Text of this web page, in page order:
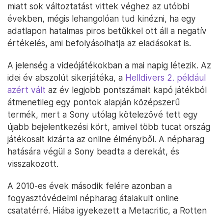
miatt sok változtatást vittek véghez az utóbbi
években, mégis lehangolóan tud kinézni, ha egy
adatlapon hatalmas piros betűkkel ott áll a negatív
értékelés, ami befolyásolhatja az eladásokat is.
A jelenség a videójátékokban a mai napig létezik. Az
idei év abszolút sikerjátéka, a Helldivers 2. például
azért vált az év legjobb pontszámait kapó játékból
átmenetileg egy pontok alapján középszerű
termék, mert a Sony utólag kötelezővé tett egy
újabb bejelentkezési kört, amivel több tucat ország
játékosait kizárta az online élményből. A népharag
hatására végül a Sony beadta a derekát, és
visszakozott.
A 2010-es évek második felére azonban a
fogyasztóvédelmi népharag átalakult online
csatatérré. Hiába igyekezett a Metacritic, a Rotten